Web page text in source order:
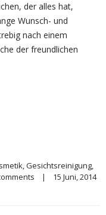
der alles hat,
Wunsch- und
nach einem
der freundlichen
, Gesichtsreinigung
|
15 Juni, 2014